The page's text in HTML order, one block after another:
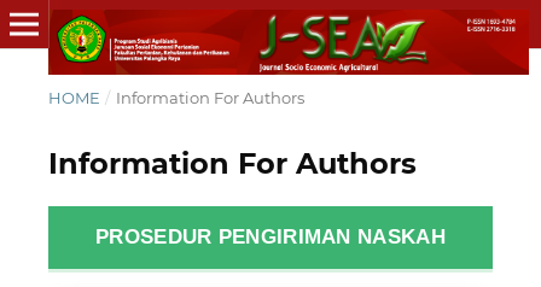
HOME / Information For Authors
Information For Authors
PROSEDUR PENGIRIMAN NASKAH